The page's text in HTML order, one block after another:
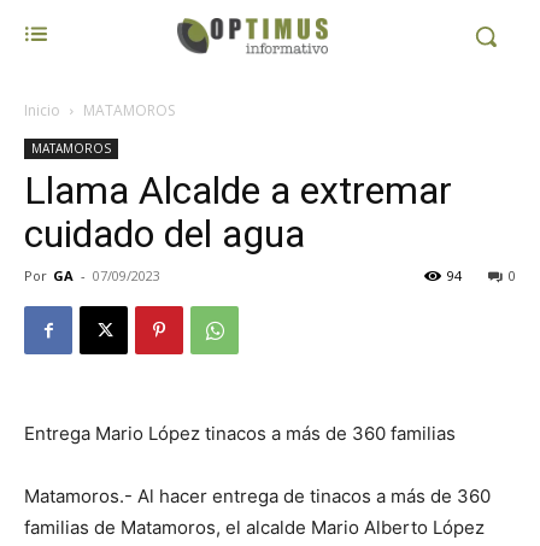
Inicio MATAMOROS
MATAMOROS
Llama Alcalde a extremar
cuidado del agua
Por GA - 07/09/2023 0
94
Entrega Mario López tinacos a más de 360 familias
Matamoros.- Al hacer entrega de tinacos a más de 360
familias de Matamoros, el alcalde Mario Alberto López